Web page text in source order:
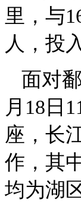
里，与
人，投
面对
月18日
座，长
作，其
均为湖